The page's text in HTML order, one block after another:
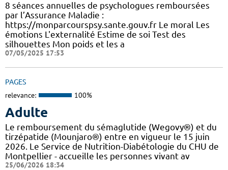
8 séances annuelles de psychologues remboursées
par l’Assurance Maladie :
https://monparcourspsy.sante.gouv.fr Le moral Les
émotions L'externalité Estime de soi Test des
silhouettes Mon poids et les a
07/05/2025 17:53
PAGES
relevance: 100%
Adulte
Le remboursement du sémaglutide (Wegovy®) et du
tirzépatide (Mounjaro®) entre en vigueur le 15 juin
2026. Le Service de Nutrition-Diabétologie du CHU de
Montpellier - accueille les personnes vivant av
25/06/2026 18:34